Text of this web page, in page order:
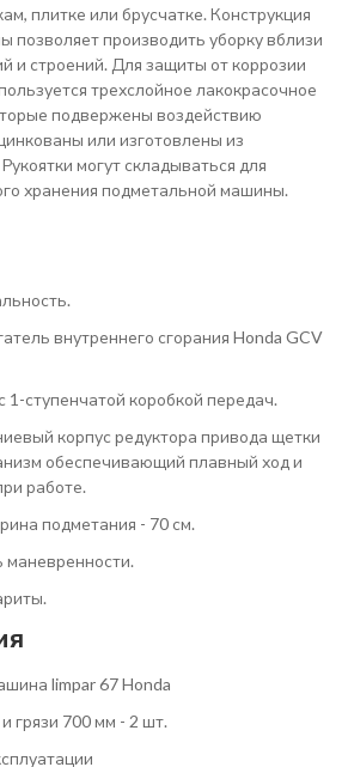
плитке или брусчатке. Конструкция
позволяет производить уборку вблизи
и строений. Для защиты от коррозии
трехслойное лакокрасочное
подвержены воздействию
или изготовлены из
могут складываться для
хранения подметальной машины.
внутреннего сгорания Honda GCV
1-ступенчатой коробкой передач.
корпус редуктора привода щетки
обеспечивающий плавный ход и
работе.
подметания - 70 см.
маневренности.
limpar 67 Honda
грязи 700 мм - 2 шт.